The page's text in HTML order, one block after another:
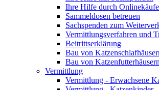
Ihre Hilfe durch Onlinekäufe
Sammeldosen betreuen
Sachspenden zum
Vermittlungsverfahren und
Beitrittserklärung
Bau von
Bau von Katzenfutterhäusern
Vermittlung
Vermittlung - Erwachsene